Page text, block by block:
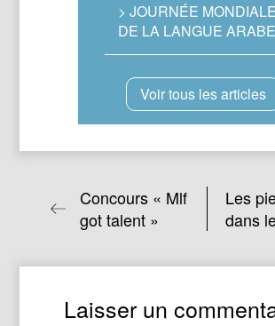
> JOURNÉE MONDIALE
DE LA LANGUE ARABE
Voir tous les articles
Concours « Mlf
got talent »
Les
dans
Laisser un